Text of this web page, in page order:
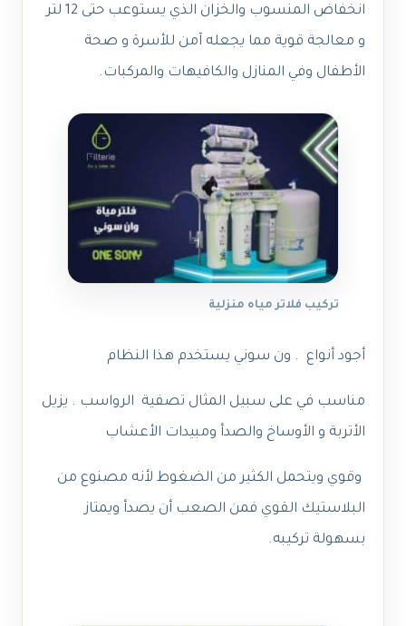
انخفاض المنسوب والخزان الذي يستوعب حتى 12 لتر
و معالجة قوية مما يجعله آمن للأسرة و صحة
الأطفال وفي المنازل والكافيهات والمركبات.
تركيب فلاتر مياه منزلية
أجود أنواع . ون سوني يستخدم هذا النظام
مناسب في على سبيل المثال تصفية الرواسب . يزيل
الأتربة و الأوساخ والصدأ ومبيدات الأعشاب
وقوي ويتحمل الكثير من الضغوط لأنه مصنوع من
البلاستيك القوي فمن الصعب أن يصدأ ويمتاز
بسهولة تركيبه.